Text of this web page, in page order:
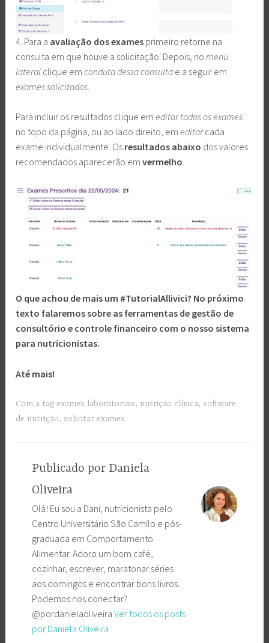
4. Para a avaliação dos exames primeiro retorne na
consulta em que houve a solicitação. Depois, no menu
lateral clique em conduta dessa consulta e a seguir em
exames solicitados
Para incluir os resultados clique emeditar todos os exames
no topo da página, ou ao lado direito, em editarcada
exame individualmente. Os resultados abaixo dos valores
recomendados aparecerão emvermelho.
O que achou de mais um #TutorialAllivici? No próximo
texto falaremos sobre as ferramentas de gestão de
consultório e controle financeiro com o nosso sistema
para nutricionistas.
Até mais!
Com a tag exames laboratoriais, nutrição clínica,software
de nutrição,solicitar exames
Publicado por Daniela
Oliveira
Olá! Eu sou a Dani, nutricionista pelo
Centro Universitário São Camilo e pós-
graduada em Comportamento
Alimentar. Adoro um bom café,
cozinhar, escrever, maratonar séries
aos domingos e encontrar bons livros.
Podemos nos conectar?
@pordanielaoliveira Ver todos os posts
por Daniela Oliveira